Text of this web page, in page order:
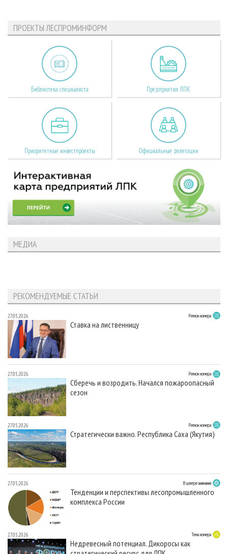
ПРОЕКТЫ ЛЕСПРОМИНФОРМ
Библиотека специалиста Предприятия ЛПК
Приоритетные инвестпроекты Официальные делегации
МЕДИА
РЕКОМЕНДУЕМЫЕ СТАТЬИ
27.05.2026 Регион номера
Ставка на лиственницу
27.05.2026 Регион номера
Сберечь и возродить. Начался пожароопасный
сезон
27.05.2026 Регион номера
Стратегически важно. Республика Саха (Якутия)
27.05.2026 В центре внимания
Тенденции и перспективы лесопромышленного
комплекса России
27.05.2026 Тема номера
Недревесный потенциал. Дикоросы как